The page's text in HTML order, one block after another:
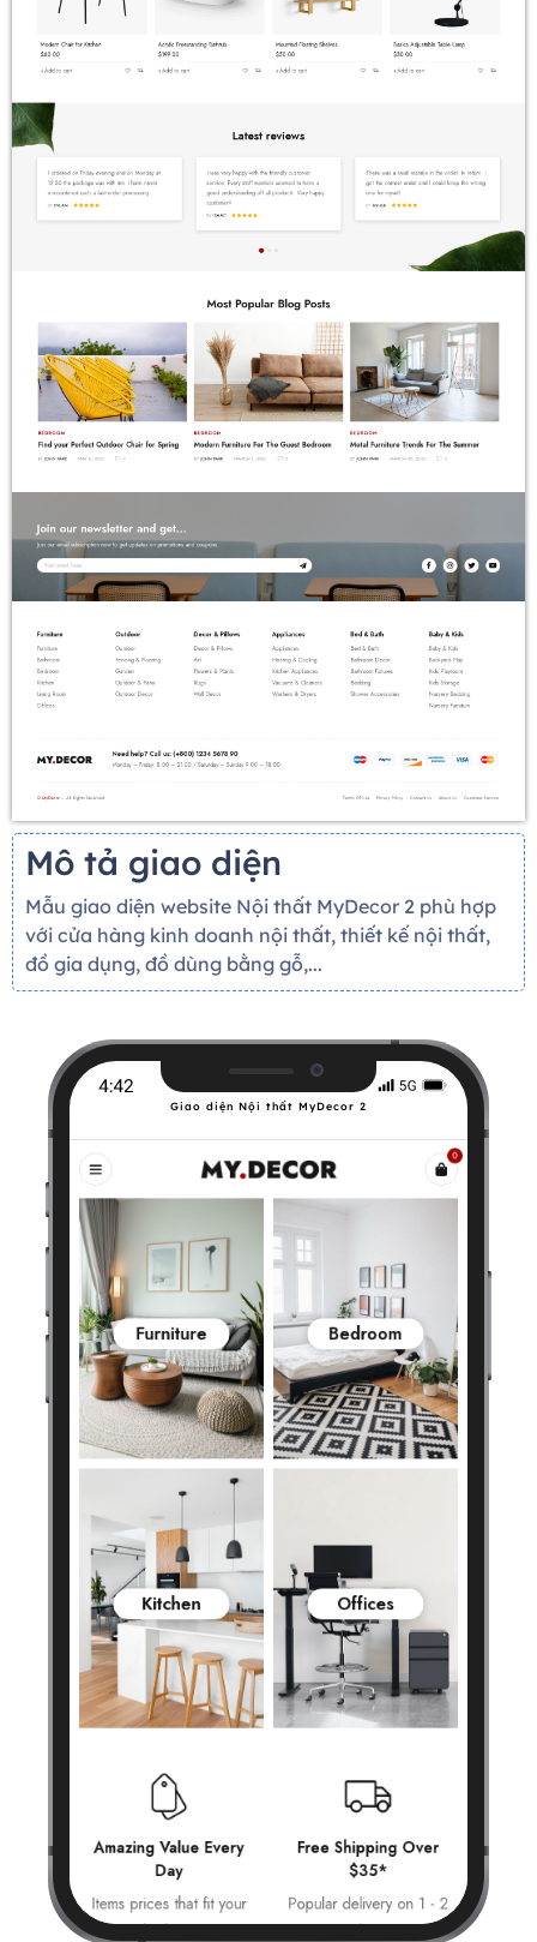
Mô tả giao diện
Mẫu giao diện website Nội thất MyDecor 2 phù hợp
với cửa hàng kinh doanh nội thất, thiết kế nội thất,
đồ gia dụng, đồ dùng bằng gỗ,...
Giao diện Nội thất MyDecor 2